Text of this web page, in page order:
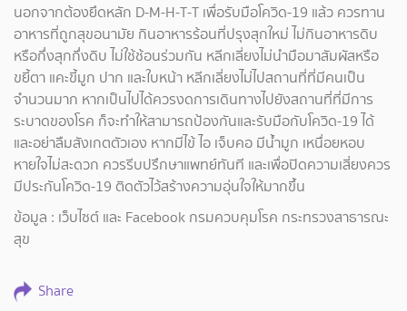
นอกจากต้องยึดหลัก D-M-H-T-T เพื่อรับมือโควิด-19 แล้ว ควรทาน
อาหารที่ถูกสุขอนามัย กินอาหารร้อนที่ปรุงสุกใหม่ ไม่กินอาหารดิบ
หรือกึ่งสุกกึ่งดิบ ไม่ใช้ช้อนร่วมกัน หลีกเลี่ยงไม่นำมือมาสัมผัสหรือ
ขยี้ตา แคะขี้มูก ปาก และใบหน้า หลีกเลี่ยงไม่ไปสถานที่ที่มีคนเป็น
จำนวนมาก หากเป็นไปได้ควรงดการเดินทางไปยังสถานที่ที่มีการ
ระบาดของโรค ก็จะทำให้สามารถป้องกันและรับมือกับโควิด-19 ได้
และอย่าลืมสังเกตตัวเอง หากมีไข้ ไอ เจ็บคอ มีน้ำมูก เหนื่อยหอบ
หายใจไม่สะดวก ควรรีบปรึกษาแพทย์ทันที และเพื่อปิดความเสี่ยงควร
มีประกันโควิด-19 ติดตัวไว้สร้างความอุ่นใจให้มากขึ้น
ข้อมูล : เว็บไซต์ และ Facebook กรมควบคุมโรค กระทรวงสาธารณะ
สุข
Share